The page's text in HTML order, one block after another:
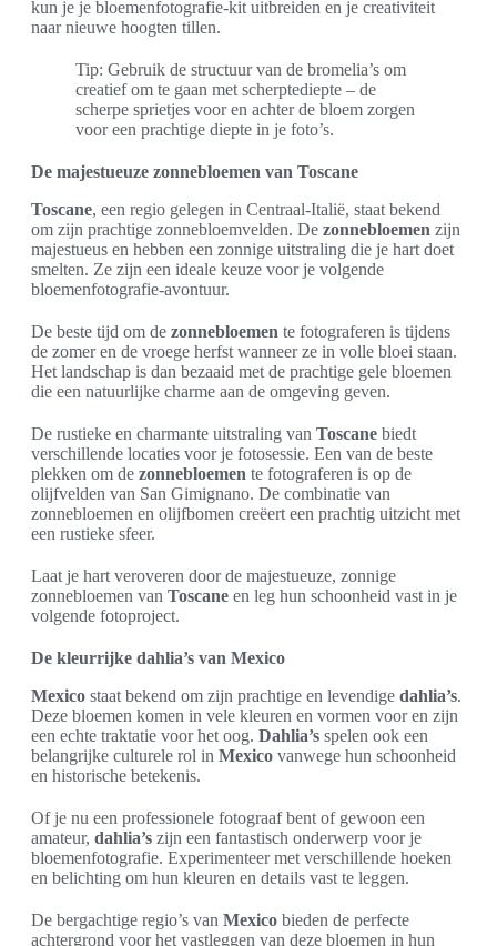
kun je je bloemenfotografie-kit uitbreiden en je creativiteit
naar nieuwe hoogten tillen.
Tip: Gebruik de structuur van de bromelia’s om
creatief om te gaan met scherptediepte – de
scherpe sprietjes voor en achter de bloem zorgen
voor een prachtige diepte in je foto’s.
De majestueuze zonnebloemen van Toscane
Toscane, een regio gelegen in Centraal-Italië, staat bekend
om zijn prachtige zonnebloemvelden. De zonnebloemen zijn
majestueus en hebben een zonnige uitstraling die je hart doet
smelten. Ze zijn een ideale keuze voor je volgende
bloemenfotografie-avontuur.
De beste tijd om de zonnebloemen te fotograferen is tijdens
de zomer en de vroege herfst wanneer ze in volle bloei staan.
Het landschap is dan bezaaid met de prachtige gele bloemen
die een natuurlijke charme aan de omgeving geven.
De rustieke en charmante uitstraling van Toscane biedt
verschillende locaties voor je fotosessie. Een van de beste
plekken om de zonnebloemen te fotograferen is op de
olijfvelden van San Gimignano. De combinatie van
zonnebloemen en olijfbomen creëert een prachtig uitzicht met
een rustieke sfeer.
Laat je hart veroveren door de majestueuze, zonnige
zonnebloemen van Toscane en leg hun schoonheid vast in je
volgende fotoproject.
De kleurrijke dahlia’s van Mexico
Mexico staat bekend om zijn prachtige en levendige dahlia’s.
Deze bloemen komen in vele kleuren en vormen voor en zijn
een echte traktatie voor het oog. Dahlia’s spelen ook een
belangrijke culturele rol in Mexico vanwege hun schoonheid
en historische betekenis.
Of je nu een professionele fotograaf bent of gewoon een
amateur, dahlia’s zijn een fantastisch onderwerp voor je
bloemenfotografie. Experimenteer met verschillende hoeken
en belichting om hun kleuren en details vast te leggen.
De bergachtige regio’s van Mexico bieden de perfecte
achtergrond voor het vastleggen van deze bloemen in hun